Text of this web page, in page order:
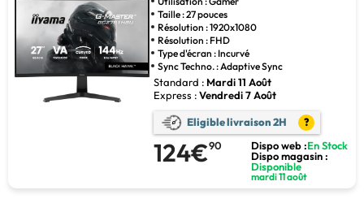
Taille : 27 pouces
Résolution : 1920x1080
Résolution : FHD
Type d'écran : Incurvé
Sync Techno. : Adaptive Sync
Standard : Mardi 11 Août
Express :Vendredi 7 Août
Eligible livraison 2H ?
124€90 Dispo web :En Stock
Dispo magasin :
Disponible
mardi 11 août